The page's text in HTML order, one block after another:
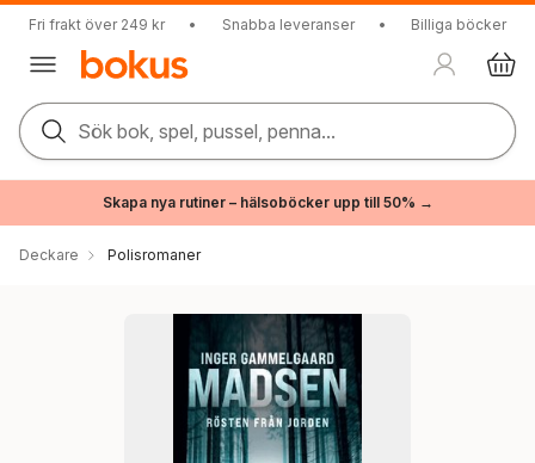
Fri frakt över 249 kr • Snabba leveranser • Billiga böcker
Sök bok, spel, pussel, penna...
Skapa nya rutiner – hälsoböcker upp till 50% →
Deckare Polisromaner